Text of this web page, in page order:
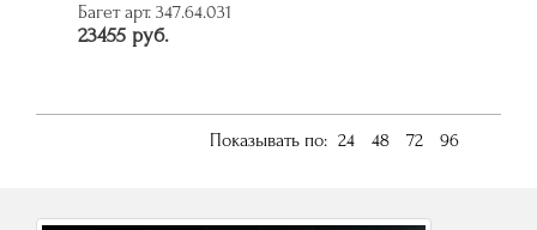
Багет арт. 347.64.031
23455 руб.
Показывать по: 24 48 72 96